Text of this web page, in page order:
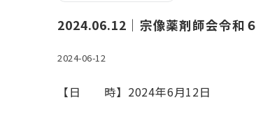
2024.06.12｜宗像薬剤師会令和
2024-06-12
【日 時】2024年6月12日